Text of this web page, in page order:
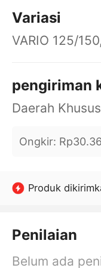
Variasi
VARIO 125/
pengiriman
Ongkir:
Produk
Penilaian
Belum ada